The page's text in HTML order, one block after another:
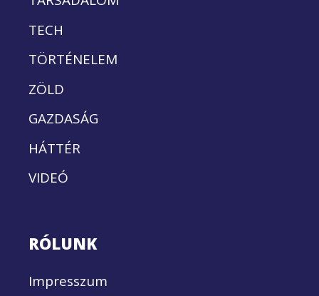
TECH
TÖRTÉNELEM
ZÖLD
GAZDASÁG
HÁTTÉR
VIDEÓ
RÓLUNK
Impresszum